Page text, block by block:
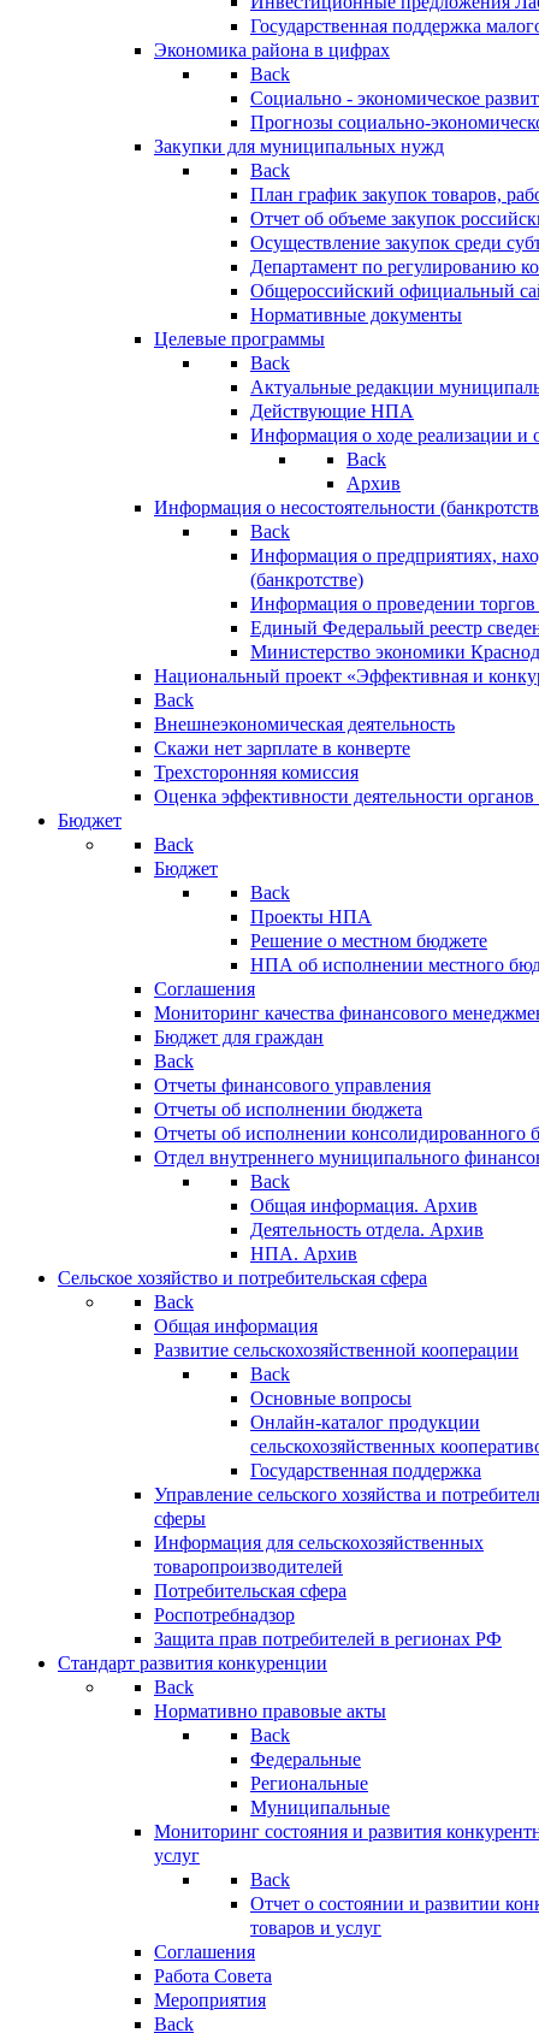
Государственная поддержка
Экономика района в цифрах
Back
Социально - экономическое
Прогнозы социально-
Закупки для муниципальных нужд
Back
План график закупок товаров,
Отчет об объеме закупок
Осуществление закупок среди
Департамент по регулированию
Общероссийский официальный
Нормативные документы
Целевые программы
Back
Актуальные редакции
Действующие НПА
Информация о ходе реализации
Back
Архив
Информация о несостоятельности
Back
Информация о предприятиях,
(банкротстве)
Информация о проведении
Единый Федеральый реестр
Министерство экономики
Национальный проект «Эффективная и
Back
Внешнеэкономическая деятельность
Скажи нет зарплате в конверте
Трехсторонняя комиссия
Оценка эффективности деятельности
Бюджет
Back
Бюджет
Back
Проекты НПА
Решение о местном бюджете
НПА об исполнении местного
Соглашения
Мониторинг качества финансового
Бюджет для граждан
Back
Отчеты финансового управления
Отчеты об исполнении бюджета
Отчеты об исполнении консолидированного
Отдел внутреннего муниципального
Back
Общая информация. Архив
Деятельность отдела. Архив
НПА. Архив
Сельское хозяйство и потребительская сфера
Back
Общая информация
Развитие сельскохозяйственной кооперации
Back
Основные вопросы
Онлайн-каталог продукции
сельскохозяйственных
Государственная поддержка
Управление сельского хозяйства и
сферы
Информация для сельскохозяйственных
товаропроизводителей
Потребительская сфера
Роспотребнадзор
Защита прав потребителей в регионах РФ
Стандарт развития конкуренции
Back
Нормативно правовые акты
Back
Федеральные
Региональные
Муниципальные
Мониторинг состояния и развития
услуг
Back
Отчет о состоянии и развитии
товаров и услуг
Соглашения
Работа Совета
Мероприятия
Back